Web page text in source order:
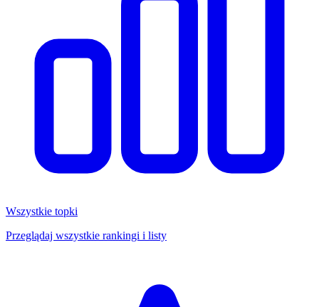
Wszystkie topki
Przeglądaj wszystkie rankingi i listy